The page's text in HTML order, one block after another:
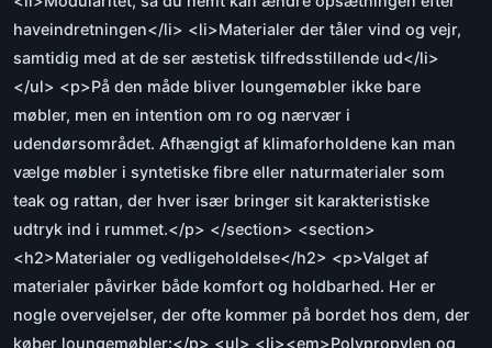
haveindretningen</li> <li>Materialer der tåler vind og vejr,
samtidig med at de ser æstetisk tilfredsstillende ud</li>
</ul> <p>På den måde bliver loungemøbler ikke bare
møbler, men en intention om ro og nærvær i
udendørsområdet. Afhængigt af klimaforholdene kan man
vælge møbler i syntetiske fibre eller naturmaterialer som
teak og rattan, der hver især bringer sit karakteristiske
udtryk ind i rummet.</p> </section> <section>
<h2>Materialer og vedligeholdelse</h2> <p>Valget af
materialer påvirker både komfort og holdbarhed. Her er
nogle overvejelser, der ofte kommer på bordet hos dem, der
køber loungemøbler:</p> <ul> <li><em>Polypropylen og